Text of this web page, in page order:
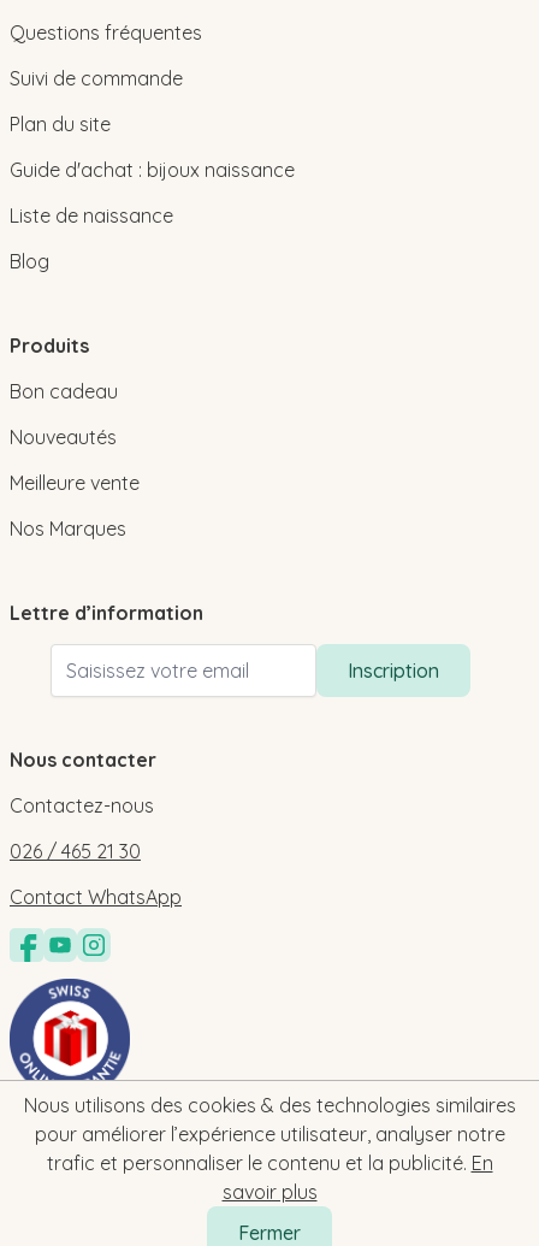
Nous utilisons des cookies & des technologies similaires
pour améliorer l’expérience utilisateur, analyser notre
trafic et personnaliser le contenu et la publicité. En
savoir plus
Fermer
Questions fréquentes
Suivi de commande
Plan du site
Guide d'achat : bijoux naissance
Liste de naissance
Blog
Produits
Bon cadeau
Nouveautés
Meilleure vente
Nos Marques
Lettre d’information
Adresse email
Inscription
Nous contacter
Contactez-nous
026 / 465 21 30
Contact WhatsApp
2026 © bebe-cadeau.ch | baby-geschenk.ch